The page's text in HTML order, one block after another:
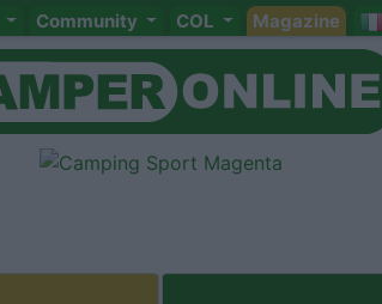
Community COL Magazine